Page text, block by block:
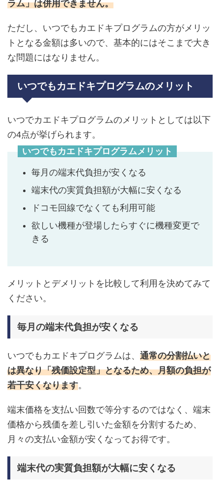
ラム」は併用できません。
ただし、いつでもカエドキプログラムの方がメリッ
トとなる金額は多いので、基本的にはそこまで大き
な問題にはなりません。
いつでもカエドキプログラムのメリット
いつでカエドキプログラムのメリットとしては以下
の4点が挙げられます。
いつでもカエドキプログラムメリット
毎月の端末代負担が安くなる
端末代の実質負担額が大幅に安くなる
ドコモ回線でなくても利用可能
欲しい機種が登場したらすぐに機種変更で
きる
メリットとデメリットを比較して利用を決めてみて
ください。
毎月の端末代負担が安くなる
いつでもカエドキプログラムは、 通常の分割払いと
は異なり「残価設定型」となるため、月額の負担が
若干安くなります。
端末価格を支払い回数で等分するのではなく、端末
価格から残価を差し引いた金額を分割するため、
月々の支払い金額が安くなってお得です。
端末代の実質負担額が大幅に安くなる